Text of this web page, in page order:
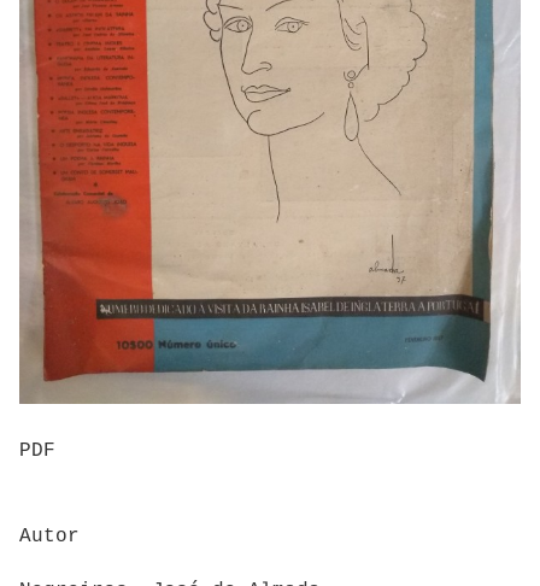
PDF
Autor